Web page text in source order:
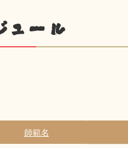
ュール
師範名